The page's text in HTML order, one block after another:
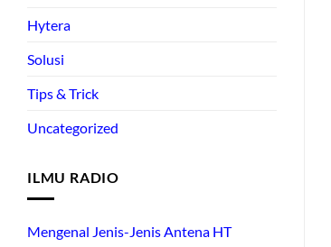
Hytera
Solusi
Tips & Trick
Uncategorized
ILMU RADIO
Mengenal Jenis-Jenis Antena HT